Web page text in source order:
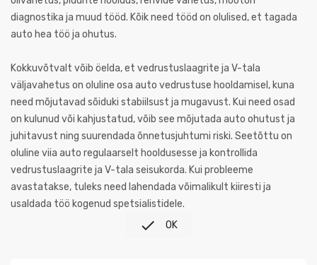
diagnostika ja muud tööd. Kõik need tööd on olulised, et tagada
auto hea töö ja ohutus.
Kokkuvõtvalt võib öelda, et vedrustuslaagrite ja V-tala
väljavahetus on oluline osa auto vedrustuse hooldamisel, kuna
need mõjutavad sõiduki stabiilsust ja mugavust. Kui need osad
on kulunud või kahjustatud, võib see mõjutada auto ohutust ja
juhitavust ning suurendada õnnetusjuhtumi riski. Seetõttu on
oluline viia auto regulaarselt hooldusesse ja kontrollida
vedrustuslaagrite ja V-tala seisukorda. Kui probleeme
avastatakse, tuleks need lahendada võimalikult kiiresti ja
usaldada töö kogenud spetsialistidele.
 OK